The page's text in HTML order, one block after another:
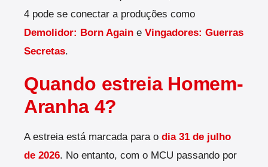
4 pode se conectar a produções como
Demolidor: Born Again e Vingadores: Guerras
Secretas.
Quando estreia Homem-
Aranha 4?
A estreia está marcada para o dia 31 de julho
de 2026. No entanto, com o MCU passando por